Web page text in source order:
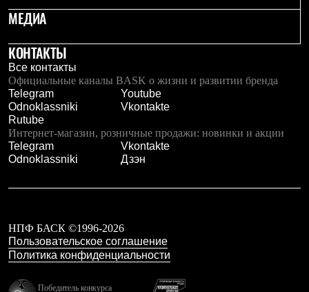
Футболки
Толстовки
Термобелье
Теплое термобелье
Среднее термобелье
Легкое термобелье
Флисовая одежда
Куртки
Брюки
Детская одежда
Утепленная пухом
Комбинезоны
Брюки
Куртки
Брюки
Лёгкая одежда
Толстовки
МЕДИА
КОНТАКТЫ
Все контакты
Официальные каналы BASK о жизни и развитии бренда
Telegram
Youtube
Odnoklassniki
Vkontakte
Rutube
Интернет-магазин, розничные продажи: новинки и акции
Telegram
Vkontakte
Odnoklassniki
Дзэн
НПФ БАСК ©1996-2026
Пользовательское соглашение
Политика конфиденциальности
Победитель конкурса